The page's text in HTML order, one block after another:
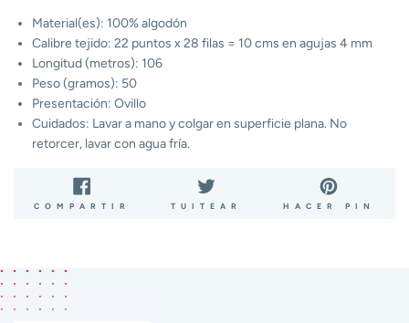
Material(es): 100% algodón
Calibre tejido: 22 puntos x 28 filas = 10 cms en agujas 4 mm
Longitud (metros): 106
Peso (gramos): 50
Presentación: Ovillo
Cuidados: Lavar a mano y colgar en superficie plana. No
retorcer, lavar con agua fría.
COMPARTIR
COMPARTIR
TUITEAR
TUITEARHACER PIN